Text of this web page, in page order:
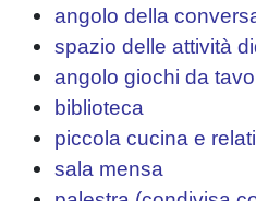
angolo della
spazio delle attività
angolo giochi da
biblioteca
piccola cucina e
sala mensa